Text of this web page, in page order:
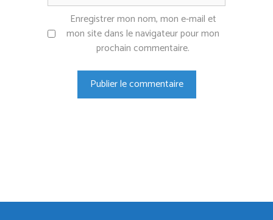
Enregistrer mon nom, mon e-mail et
mon site dans le navigateur pour mon
prochain commentaire.